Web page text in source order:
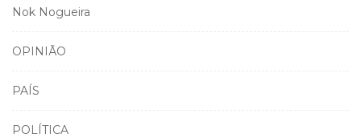
Nok Nogueira
OPINIÃO
PAÍS
POLÍTICA